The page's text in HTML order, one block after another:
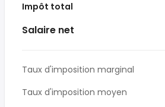
Impôt total
Salaire net
Taux d'imposition marginal
Taux d'imposition moyen